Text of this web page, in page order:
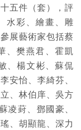
五件（套），評
水彩、繪畫、雕
展藝術家包括蔡
、樊燕君、霍凱
、楊文彬、蘇侃
安怡、李綺芬、
、林伯庠、吳方
葑、鄧國豪、
、胡顯龍、深力